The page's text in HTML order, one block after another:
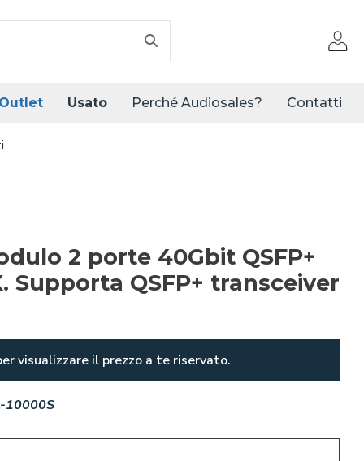
Contatti
Perché Audiosales?
Usato
Outlet
2 porte 40Gbit QSFP+
Supporta QSFP+ transceiver
visualizzare il prezzo a te riservato.
10000S